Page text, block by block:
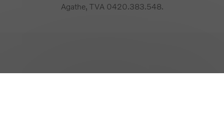
Agathe, TVA 0420.383.548.